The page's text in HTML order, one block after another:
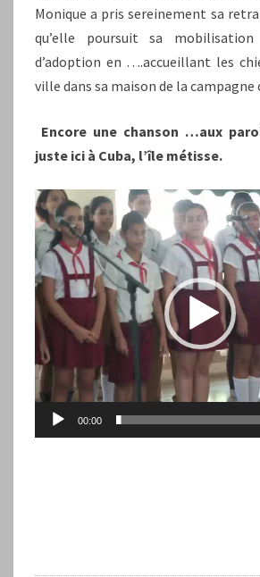
Monique a pris sereinement sa
qu’elle poursuit sa
d’adoption en ….accueillant les
ville dans sa maison de la campagne
Encore une chanson …aux
juste ici à Cuba, l’île métisse.
Lecteur
vidéo
00:00